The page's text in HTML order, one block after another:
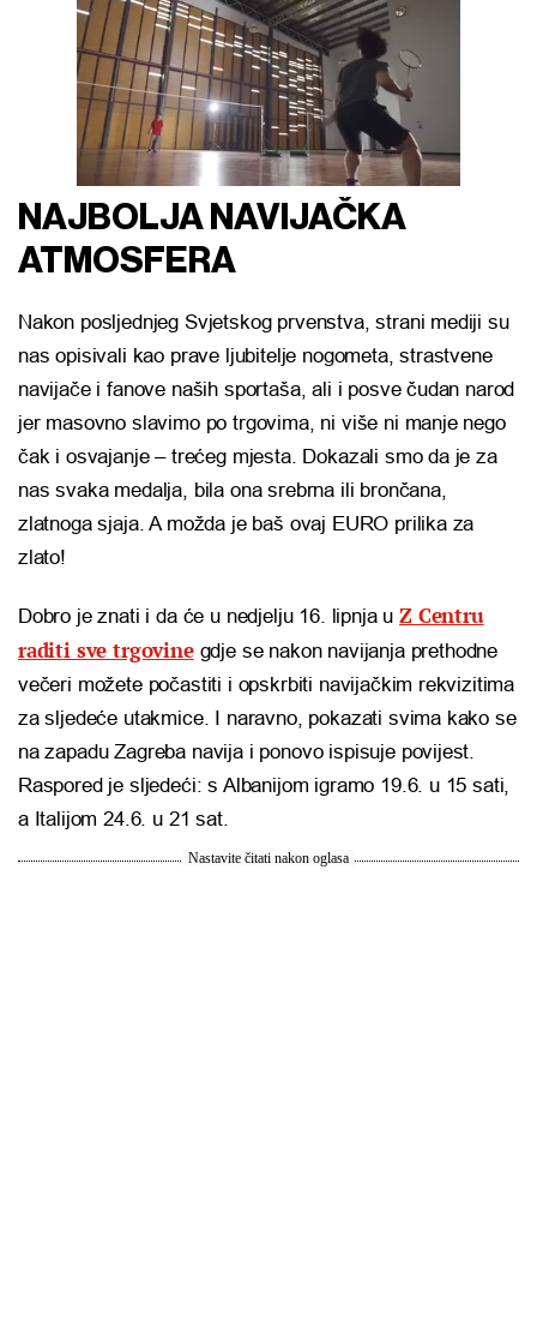
NAJBOLJA NAVIJAČKA
ATMOSFERA
Nakon posljednjeg Svjetskog prvenstva, strani mediji su
nas opisivali kao prave ljubitelje nogometa, strastvene
navijače i fanove naših sportaša, ali i posve čudan narod
jer masovno slavimo po trgovima, ni više ni manje nego
čak i osvajanje – trećeg mjesta. Dokazali smo da je za
nas svaka medalja, bila ona srebrna ili brončana,
zlatnoga sjaja. A možda je baš ovaj EURO prilika za
zlato!
Dobro je znati i da će u nedjelju 16. lipnja uZ Centru
raditi sve trgovinegdje se nakon navijanja prethodne
večeri možete počastiti i opskrbiti navijačkim rekvizitima
za sljedeće utakmice. I naravno, pokazati svima kako se
na zapadu Zagreba navija i ponovo ispisuje povijest.
Raspored je sljedeći: s Albanijom igramo 19.6. u 15 sati,
a Italijom 24.6. u 21 sat.
Nastavite čitati nakon oglasa